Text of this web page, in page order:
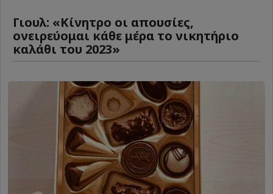
Γιουλ: «Κίνητρο οι απουσίες,
ονειρεύομαι κάθε μέρα το νικητήριο
καλάθι του 2023»